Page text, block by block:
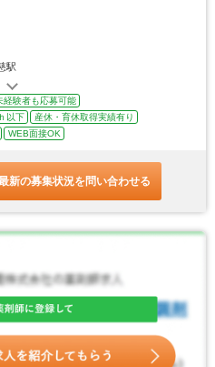
駅
経験者も応募可能
以下
産休・育休取得実績有り
WEB面接OK
新の募集状況を問い合わせる